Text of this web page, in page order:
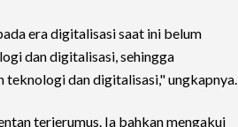
era digitalisasi saat ini belum
dan digitalisasi, sehingga
dan digitalisasi," ungkapnya.
terjerumus. Ia bahkan mengakui